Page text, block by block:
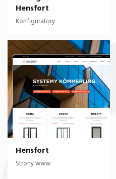
Hensfort
Konfiguratory
Hensfort
Strony www